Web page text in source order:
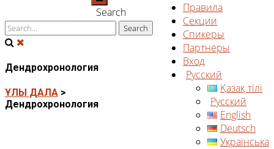
Правила
Секции
Спикеры
Партнёры
Вход
Русский
Қазақ тілі
Русский
English
Deutsch
Українська
Search
Дендрохронология
ҰЛЫ ДАЛА >
Дендрохронология